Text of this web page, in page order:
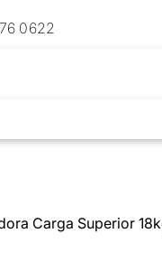
0622
Carga Superior